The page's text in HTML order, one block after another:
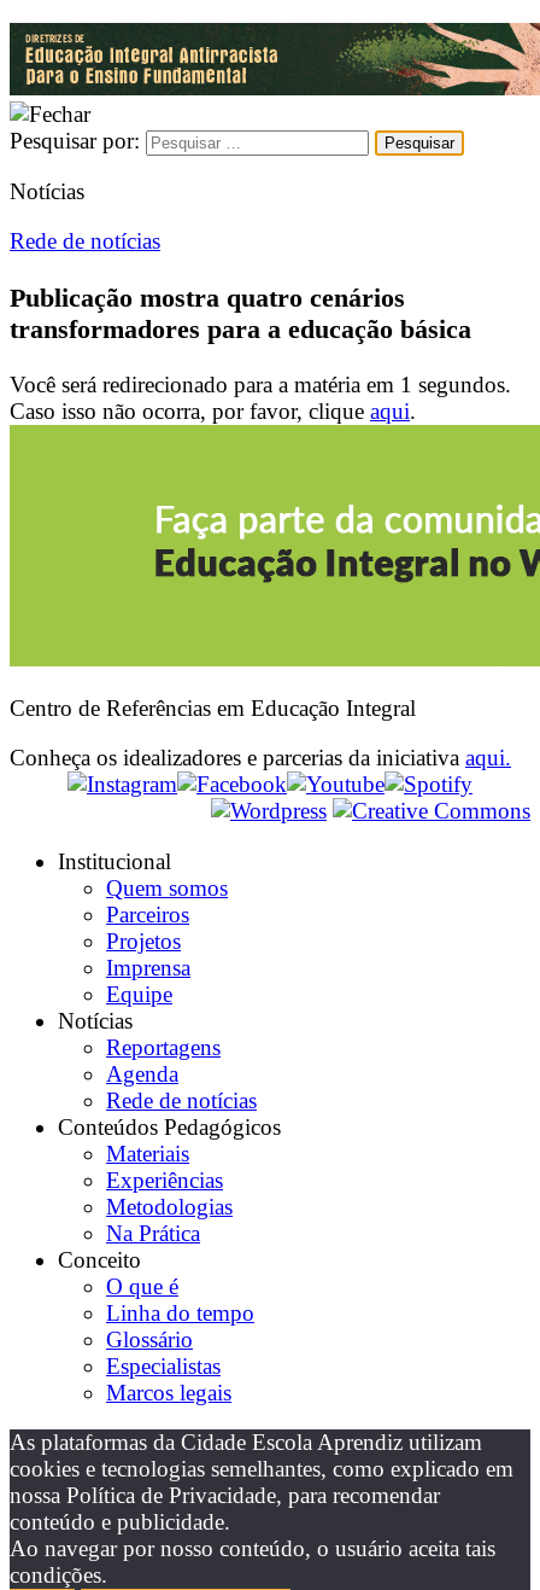
Pesquisar por:
Notícias
Rede de notícias
Publicação mostra quatro cenários
transformadores para a educação básica
Você será redirecionado para a matéria em 1 segundos.
Caso isso não ocorra, por favor, clique aqui.
Centro de Referências em Educação Integral
Conheça os idealizadores e parcerias da iniciativa aqui.
Institucional
Quem somos
Parceiros
Projetos
Imprensa
Equipe
Notícias
Reportagens
Agenda
Rede de notícias
Conteúdos Pedagógicos
Materiais
Experiências
Metodologias
Na Prática
Conceito
O que é
Linha do tempo
Glossário
Especialistas
Marcos legais
As plataformas da Cidade Escola Aprendiz utilizam
cookies e tecnologias semelhantes, como explicado em
nossa Política de Privacidade, para recomendar
conteúdo e publicidade.
Ao navegar por nosso conteúdo, o usuário aceita tais
condições.